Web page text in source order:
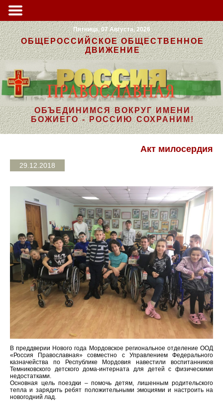
Пятница, 07 Августа, 2026
ОБЩЕРОССИЙСКОЕ ОБЩЕСТВЕННОЕ
ДВИЖЕНИЕ
ОБЪЕДИНИМСЯ ВОКРУГ ИМЕНИ
БОЖИЕГО - РОССИЮ СОХРАНИМ!
Акт милосердия
29.12.2018
В преддверии Нового года Мордовское региональное отделение ООД
«Россия Православная» совместно с Управлением Федерального
казначейства по Республике Мордовия навестили воспитанников
Темниковского детского дома-интерната для детей с физическими
недостатками.
Основная цель поездки – помочь детям, лишенным родительского
тепла и зарядить ребят положительными эмоциями и настроить на
новогодний лад.